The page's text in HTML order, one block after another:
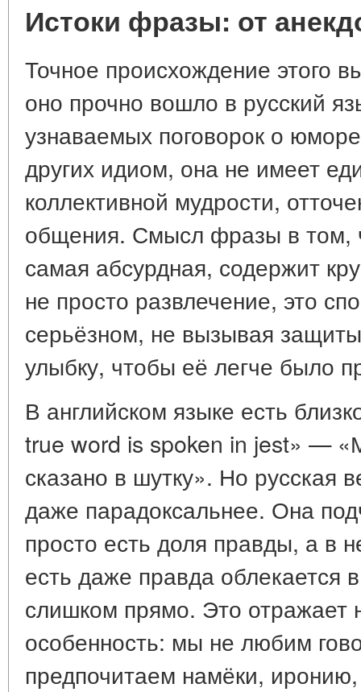
Истоки фразы: от
Точное происхождение этого
оно прочно вошло в русский
узнаваемых поговорок о
других идиом, она не имеет
коллективной мудрости,
общения. Смысл фразы в том,
самая абсурдная, содержит
не просто развлечение, это
серьёзном, не вызывая
улыбку, чтобы её легче было
В английском языке есть
true word is spoken in jest» —
сказано в шутку». Но русская
даже парадоксальнее. Она
просто есть доля правды, а в
есть даже правда облекается
слишком прямо. Это отражает
особенность: мы не любим
предпочитаем намёки,